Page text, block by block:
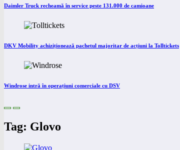
Daimler Truck recheamă în service peste 131.000 de camioane
DKV Mobility achiziționează pachetul majoritar de acțiuni la Tolltickets
Windrose intră în operațiuni comerciale cu DSV
Tag: Glovo